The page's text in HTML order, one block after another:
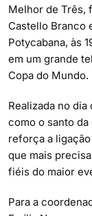
Melhor de Três,
Castello Branco
Potycabana, às
em um grande
Copa do Mundo.
Realizada no
como o santo
reforça a
que mais
fiéis do maior
Para a